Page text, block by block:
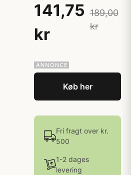
141,75
kr
189,00
kr
Køb her
Fri fragt over kr.
500
1-2 dages
levering